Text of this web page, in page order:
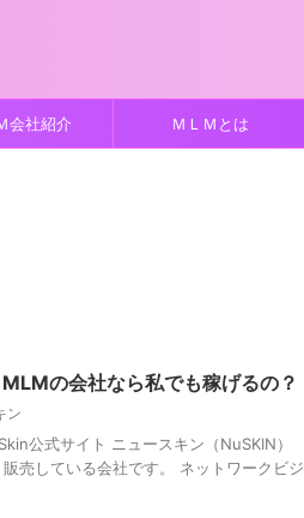
会社紹介 ＭＬＭとは
の会社なら私でも稼げるの？
ン
公式サイト ニュースキン（NuSKIN）
売している会社です。 ネットワークビジ